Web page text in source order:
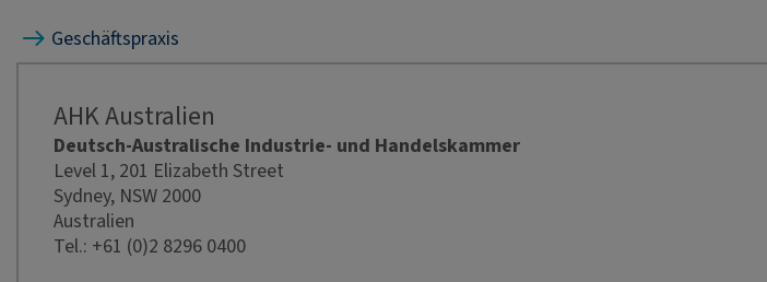
Geschäftspraxis
AHK Australien
Deutsch-Australische Industrie- und Handelskammer
Level 1, 201 Elizabeth Street
Sydney, NSW 2000
Australien
Tel.: +61 (0)2 8296 0400